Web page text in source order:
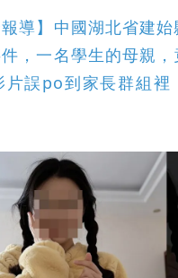
報導】中國湖北省建
，一名學生的母親，
片誤po到家長群組裡